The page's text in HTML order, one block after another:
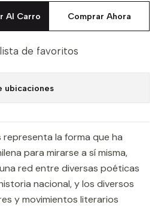
Al Carro Comprar Ahora
de favoritos
ubicaciones
la forma que ha
para mirarse a sí misma,
red entre diversas poéticas
nacional, y los diversos
y movimientos literarios